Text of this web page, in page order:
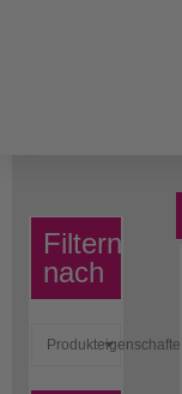
Filtern
nach
Produkteigenschaften